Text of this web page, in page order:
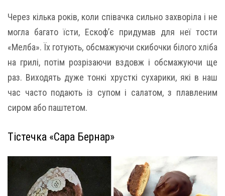
Через кілька років, коли співачка сильно захворіла і не
могла багато їсти, Ескоф’є придумав для неї тости
«Мелба». Їх готують, обсмажуючи скибочки білого хліба
на грилі, потім розрізаючи вздовж і обсмажуючи ще
раз. Виходять дуже тонкі хрусткі сухарики, які в наш
час часто подають із супом і салатом, з плавленим
сиром або паштетом.
Тістечка «Сара Бернар»